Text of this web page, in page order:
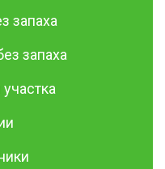
запаха
запаха